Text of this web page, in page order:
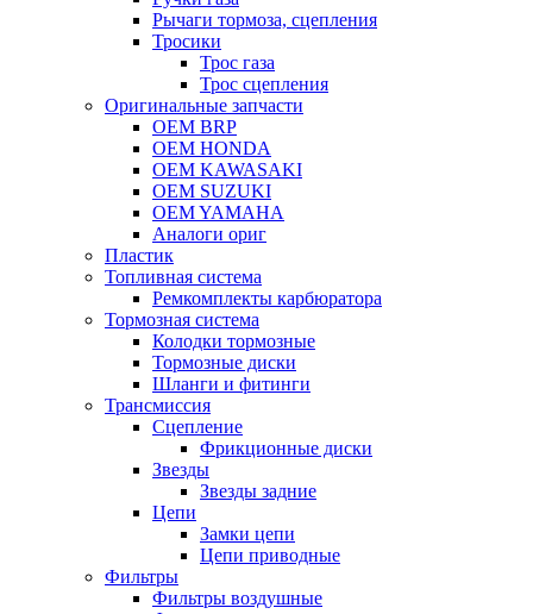
Рычаги тормоза, сцепления
Тросики
Трос газа
Трос сцепления
Оригинальные запчасти
OEM BRP
OEM HONDA
OEM KAWASAKI
OEM SUZUKI
OEM YAMAHA
Аналоги ориг
Пластик
Топливная система
Ремкомплекты карбюратора
Тормозная система
Колодки тормозные
Тормозные диски
Шланги и фитинги
Трансмиссия
Cцепление
Фрикционные диски
Звезды
Звезды задние
Цепи
Замки цепи
Цепи приводные
Фильтры
Фильтры воздушные